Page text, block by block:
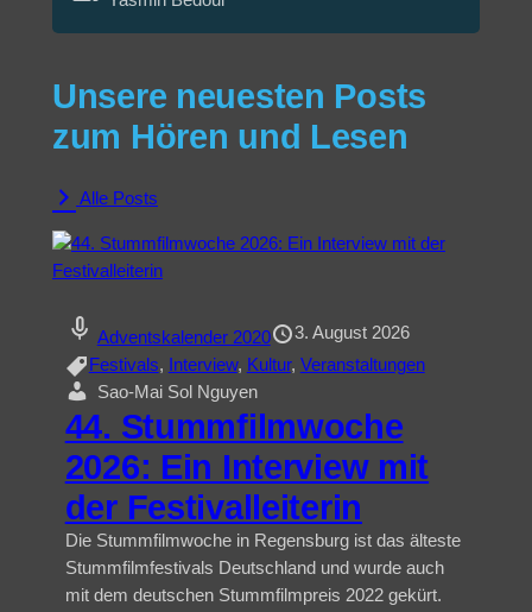
Unsere neuesten Posts
zum Hören und Lesen
Alle Posts
mic Adventskalender 2020
3. August 2026
Festivals, Interview, Kultur, Veranstaltungen
Sao-Mai Sol Nguyen
44. Stummfilmwoche
2026: Ein Interview mit
der Festivalleiterin
Die Stummfilmwoche in Regensburg ist das älteste
Stummfilmfestivals Deutschland und wurde auch
mit dem deutschen Stummfilmpreis 2022 gekürt.